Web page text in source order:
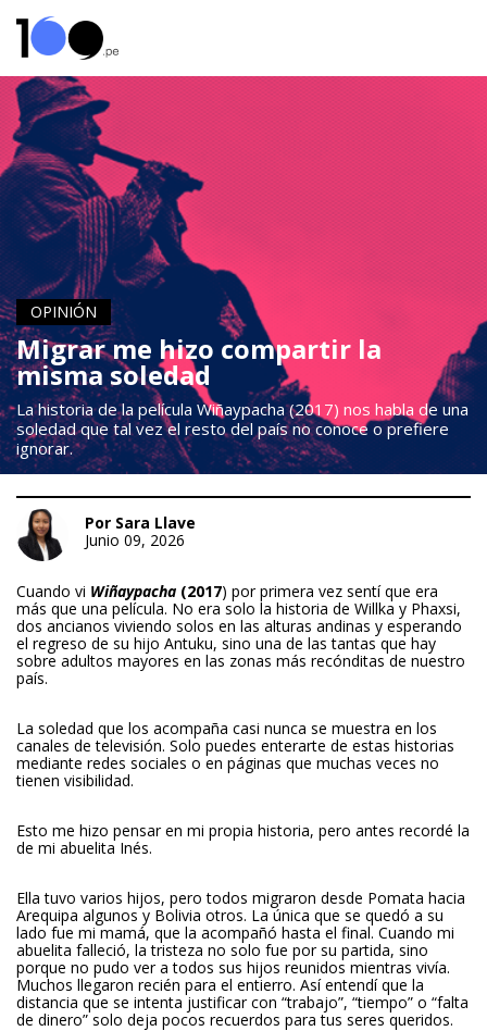
OPINIÓN
Migrar me hizo compartir la
misma soledad
La historia de la película Wiñaypacha (2017) nos habla de una
soledad que tal vez el resto del país no conoce o prefiere
ignorar.
Por Sara Llave
Junio 09, 2026
Cuando vi Wiñaypacha (2017) por primera vez sentí que era
más que una película. No era solo la historia de Willka y Phaxsi,
dos ancianos viviendo solos en las alturas andinas y esperando
el regreso de su hijo Antuku, sino una de las tantas que hay
sobre adultos mayores en las zonas más recónditas de nuestro
país.
La soledad que los acompaña casi nunca se muestra en los
canales de televisión. Solo puedes enterarte de estas historias
mediante redes sociales o en páginas que muchas veces no
tienen visibilidad.
Esto me hizo pensar en mi propia historia, pero antes recordé la
de mi abuelita Inés.
Ella tuvo varios hijos, pero todos migraron desde Pomata hacia
Arequipa algunos y Bolivia otros. La única que se quedó a su
lado fue mi mamá, que la acompañó hasta el final. Cuando mi
abuelita falleció, la tristeza no solo fue por su partida, sino
porque no pudo ver a todos sus hijos reunidos mientras vivía.
Muchos llegaron recién para el entierro. Así entendí que la
distancia que se intenta justificar con “trabajo”, “tiempo” o “falta
de dinero” solo deja pocos recuerdos para tus seres queridos.